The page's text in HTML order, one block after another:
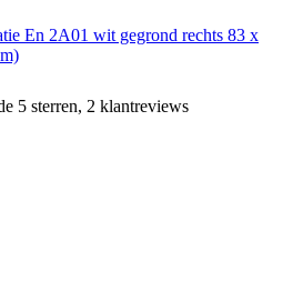
En 2A01 wit gegrond rechts 83 x
5 sterren, 2 klantreviews